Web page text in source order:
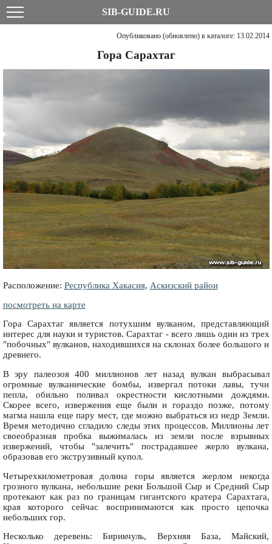
SIB-GUIDE.RU
Опубликовано (обновлено) в каталоге: 13.02.2014
Гора Сарахтаг
Расположение: Республика Хакасия, Аскизский район
посмотреть на карте
Гора Сарахтаг является потухшим вулканом, представляющий
интерес для науки и туристов. Сарахтаг - всего лишь один из трех
"побочных" вулканов, находившихся на склонах более большого и
древнего.
В эру палеозоя 400 миллионов лет назад вулкан выбрасывал
огромные вулканические бомбы, извергал потоки лавы, тучи
пепла, обильно поливал окрестности кислотными дождями.
Скорее всего, извержения еще были и гораздо позже, потому
магма нашла еще пару мест, где можно выбраться из недр Земли.
Время методично сгладило следы этих процессов. Миллионы лет
своеобразная пробка выжималась из земли после взрывных
извержений, чтобы "залечить" пострадавшее жерло вулкана,
образовав его экструзивный купол.
Четырехкилометровая долина горы является жерлом некогда
грозного вулкана, небольшие реки Большой Сыр и Средний Сыр
протекают как раз по границам гигантского кратера Сарахтага,
края которого сейчас воспринимаются как просто цепочка
небольших гор.
Несколько деревень: Бирикчуль, Верхняя База, Майский,